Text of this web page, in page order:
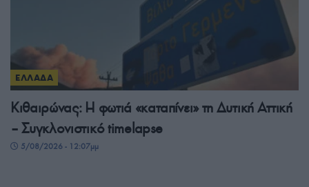
ΕΛΛΑΔΑ
Κιθαιρώνας: Η φωτιά «καταπίνει» τη Δυτική Αττική
– Συγκλονιστικό timelapse
5/08/2026 - 12:07μμ